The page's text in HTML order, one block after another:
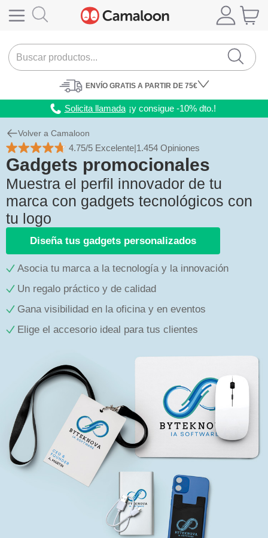
ENVÍO GRATIS A PARTIR DE 75€
Solicita llamada ¡y consigue -10% dto.!
Volver a Camaloon
4.75/5 Excelente|1.454 Opiniones
Gadgets promocionales
Muestra el perfil innovador de tu
marca con gadgets tecnológicos con
tu logo
Diseña tus gadgets personalizados
Asocia tu marca a la tecnología y la innovación
Un regalo práctico y de calidad
Gana visibilidad en la oficina y en eventos
Elige el accesorio ideal para tus clientes